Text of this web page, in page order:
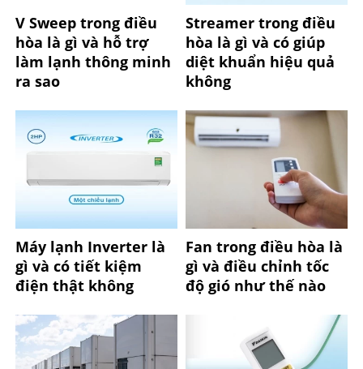
V Sweep trong điều
hòa là gì và hỗ trợ
làm lạnh thông minh
ra sao
Streamer trong điều
hòa là gì và có giúp
diệt khuẩn hiệu quả
không
Máy lạnh Inverter là
gì và có tiết kiệm
điện thật không
Fan trong điều hòa là
gì và điều chỉnh tốc
độ gió như thế nào